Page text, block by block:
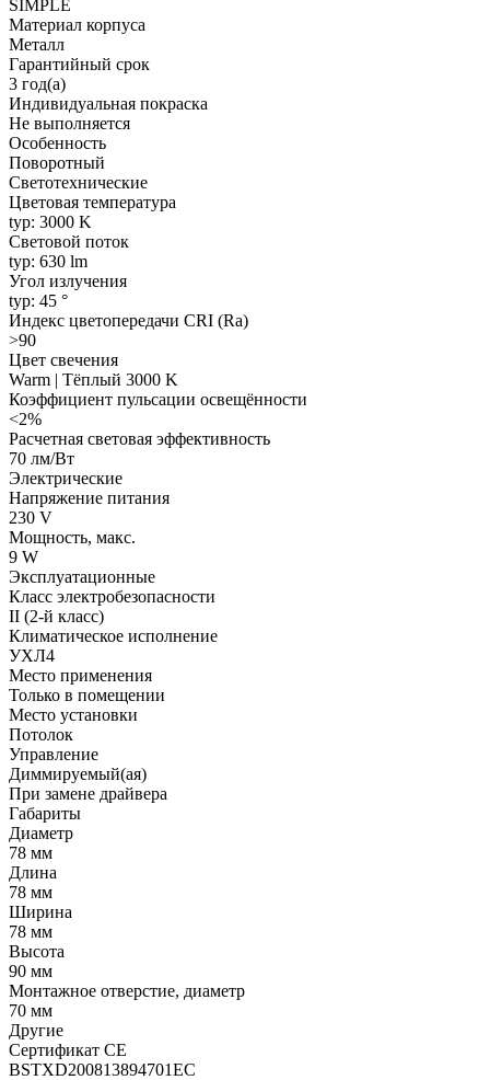
SIMPLE
Материал корпуса
Металл
Гарантийный срок
3 год(а)
Индивидуальная покраска
Не выполняется
Особенность
Поворотный
Светотехнические
Цветовая температура
typ: 3000 K
Световой поток
typ: 630 lm
Угол излучения
typ: 45 °
Индекс цветопередачи CRI (Ra)
>90
Цвет свечения
Warm | Тёплый 3000 K
Коэффициент пульсации освещённости
<2%
Расчетная световая эффективность
70 лм/Вт
Электрические
Напряжение питания
230 V
Мощность, макс.
9 W
Эксплуатационные
Класс электробезопасности
II (2-й класс)
Климатическое исполнение
УХЛ4
Место применения
Только в помещении
Место установки
Потолок
Управление
Диммируемый(ая)
При замене драйвера
Габариты
Диаметр
78 мм
Длина
78 мм
Ширина
78 мм
Высота
90 мм
Монтажное отверстие, диаметр
70 мм
Другие
Сертификат CE
BSTXD200813894701EC